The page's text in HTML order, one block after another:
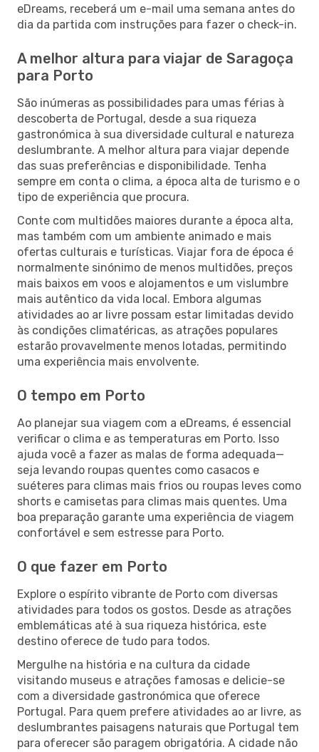
eDreams, receberá um e-mail uma semana antes do
dia da partida com instruções para fazer o check-in.
A melhor altura para viajar de Saragoça
para Porto
São inúmeras as possibilidades para umas férias à
descoberta de Portugal, desde a sua riqueza
gastronómica à sua diversidade cultural e natureza
deslumbrante. A melhor altura para viajar depende
das suas preferências e disponibilidade. Tenha
sempre em conta o clima, a época alta de turismo e o
tipo de experiência que procura.
Conte com multidões maiores durante a época alta,
mas também com um ambiente animado e mais
ofertas culturais e turísticas. Viajar fora de época é
normalmente sinónimo de menos multidões, preços
mais baixos em voos e alojamentos e um vislumbre
mais autêntico da vida local. Embora algumas
atividades ao ar livre possam estar limitadas devido
às condições climatéricas, as atrações populares
estarão provavelmente menos lotadas, permitindo
uma experiência mais envolvente.
O tempo em Porto
Ao planejar sua viagem com a eDreams, é essencial
verificar o clima e as temperaturas em Porto. Isso
ajuda você a fazer as malas de forma adequada—
seja levando roupas quentes como casacos e
suéteres para climas mais frios ou roupas leves como
shorts e camisetas para climas mais quentes. Uma
boa preparação garante uma experiência de viagem
confortável e sem estresse para Porto.
O que fazer em Porto
Explore o espírito vibrante de Porto com diversas
atividades para todos os gostos. Desde as atrações
emblemáticas até à sua riqueza histórica, este
destino oferece de tudo para todos.
Mergulhe na história e na cultura da cidade
visitando museus e atrações famosas e delicie-se
com a diversidade gastronómica que oferece
Portugal. Para quem prefere atividades ao ar livre, as
deslumbrantes paisagens naturais que Portugal tem
para oferecer são paragem obrigatória. A cidade não